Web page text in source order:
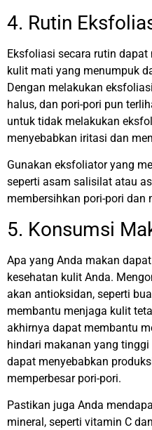
4. Rutin
Eksfoliasi secara rutin
kulit mati yang menumpuk
Dengan melakukan
halus, dan pori-pori pun
untuk tidak melakukan
menyebabkan iritasi dan
Gunakan eksfoliator yang
seperti asam salisilat atau
membersihkan pori-pori dan
5. Konsumsi
Apa yang Anda makan
kesehatan kulit Anda.
akan antioksidan, seperti
membantu menjaga kulit
akhirnya dapat membantu
hindari makanan yang
dapat menyebabkan
memperbesar pori-pori.
Pastikan juga Anda
mineral, seperti vitamin C